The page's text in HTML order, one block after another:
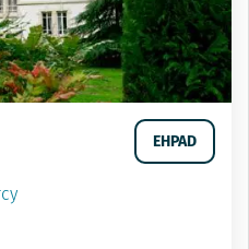
EHPAD